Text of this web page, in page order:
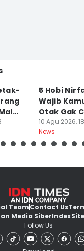
5 Hobi
Wajib
Otak Gak
Cara
10 Agu 2026,
News
TeamContact Us
Media SiberIndex
Follow Us